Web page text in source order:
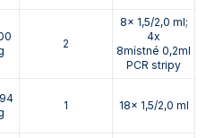
2
8x 1,5/2,0 ml;
4x
8místné 0,2ml
PCR stripy
1 18x 1,5/2,0 ml